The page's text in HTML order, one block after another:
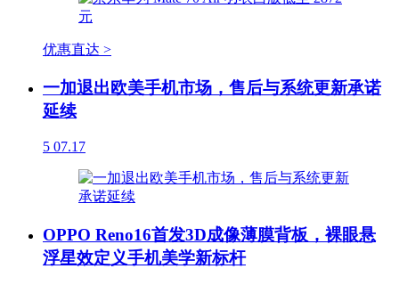
优惠直达 >
一加退出欧美手机市场，售后与系统更新承诺
延续
5 07.17
OPPO Reno16首发3D成像薄膜背板，裸眼悬
浮星效定义手机美学新标杆